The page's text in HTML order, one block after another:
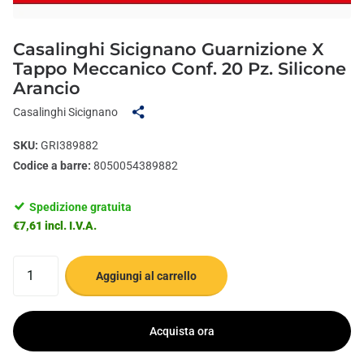
Casalinghi Sicignano Guarnizione X
Tappo Meccanico Conf. 20 Pz. Silicone
Arancio
Casalinghi Sicignano
SKU: GRI389882
Codice a barre: 8050054389882
Spedizione gratuita
€7,61 incl. I.V.A.
Aggiungi al carrello
Acquista ora